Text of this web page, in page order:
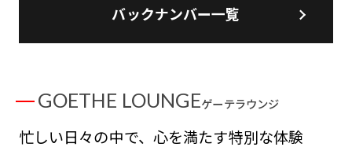
バックナンバー一覧
GOETHE LOUNGEゲーテラウンジ
忙しい日々の中で、心を満たす特別な体験